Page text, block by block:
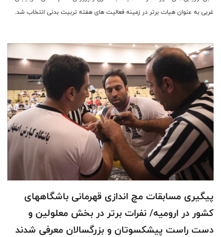
غربی به عنوان هیات برتر در زمینه فعالیت های هفته تربیت بدنی انتخاب شد.
پیگیری مسابقات مچ اندازی قهرمانی باشگاههای
کشور در ارومیه/ نفرات برتر در بخش معلولین و
دست راست پيشكسوتان و بزرگسالان معرفی شدند